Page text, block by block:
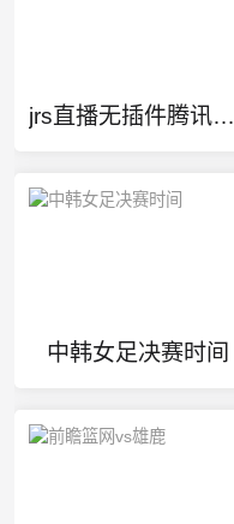
jrs直播无插件腾讯体育亚洲杯
中韩女足决赛时间